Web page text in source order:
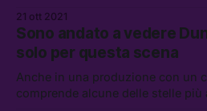
quasi tutti i generi dei film
21 ott 2021
Sono andato a vedere
solo per questa scena
Anche in una produzione con un
comprende alcune delle stelle